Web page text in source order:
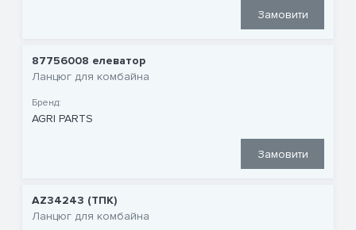
Замовити
87756008 елеватор
Ланцюг для комбайна
Бренд:
AGRI PARTS
Замовити
AZ34243 (ТПК)
Ланцюг для комбайна